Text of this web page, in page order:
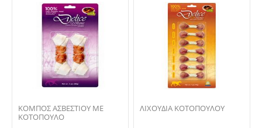
ΚΟΜΠΟΣ ΑΣΒΕΣΤΙΟΥ ΜΕ
ΚΟΤΟΠΟΥΛΟ
ΛΙΧΟΥΔΙΑ ΚΟΤΟΠΟΥΛΟΥ